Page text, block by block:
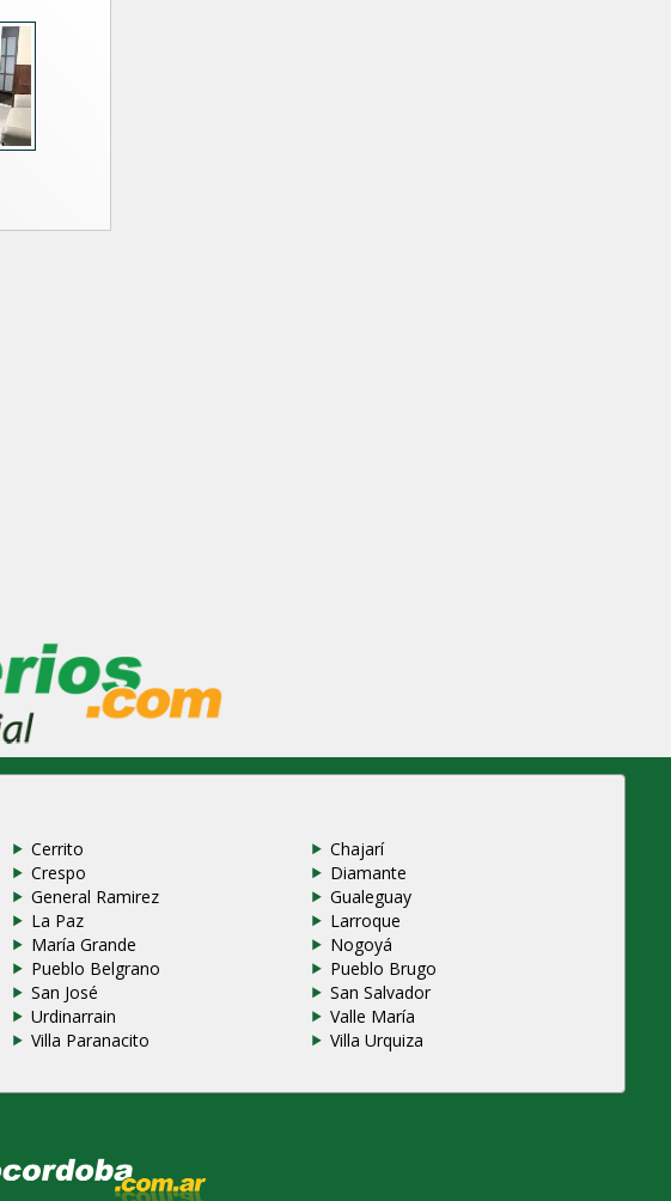
Cerrito
Chajarí
Crespo
Diamante
General Ramirez
Gualeguay
La Paz
Larroque
María Grande
Nogoyá
Pueblo Belgrano
Pueblo Brugo
San José
San Salvador
Urdinarrain
Valle María
Villa Paranacito
Villa Urquiza